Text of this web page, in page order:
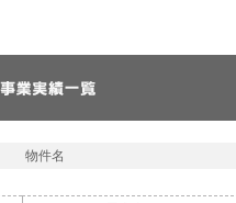
物件名